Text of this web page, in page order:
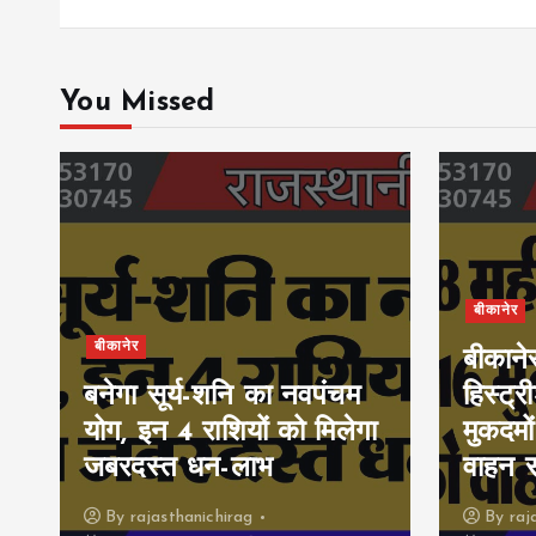
You Missed
बीकानेर
बनेगा सूर्य-शनि का नवपंचम
योग, इन 4 राशियों को मिलेगा
जबरदस्त धन-लाभ
By rajasthanichirag
बीकानेर
वाहन
By